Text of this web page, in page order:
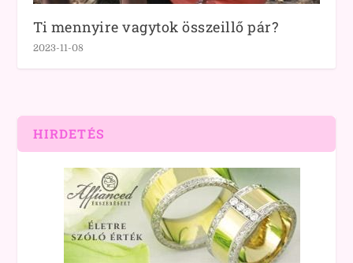
Ti mennyire vagytok összeillő pár?
2023-11-08
HIRDETÉS